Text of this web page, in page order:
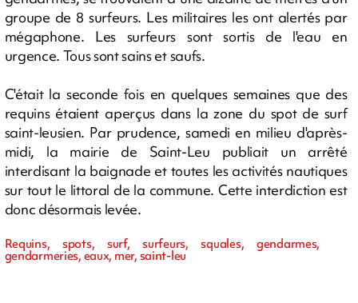
groupe de 8 surfeurs. Les militaires les ont alertés par
mégaphone. Les surfeurs sont sortis de l'eau en
urgence. Tous sont sains et saufs.
C'était la seconde fois en quelques semaines que des
requins étaient aperçus dans la zone du spot de surf
saint-leusien. Par prudence, samedi en milieu d'après-
midi, la mairie de Saint-Leu publiait un arrêté
interdisant la baignade et toutes les activités nautiques
sur tout le littoral de la commune. Cette interdiction est
donc désormais levée.
Requins, spots, surf, surfeurs, squales, gendarmes,
gendarmeries, eaux, mer, saint-leu